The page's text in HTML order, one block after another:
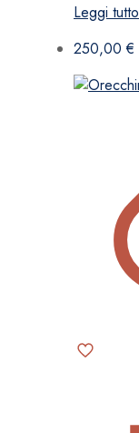
Leggi tutto
250,00€